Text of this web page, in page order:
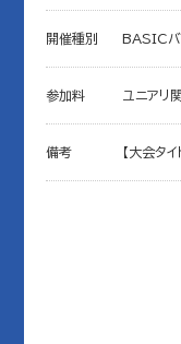
開催種別 BASICバ
参加料 ユニアリ
備考 【大会タ